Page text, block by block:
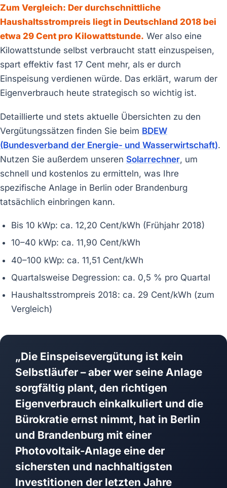
Zum Vergleich: Der durchschnittliche
Haushaltsstrompreis liegt in Deutschland 2018 bei
etwa 29 Cent pro Kilowattstunde. Wer also eine
Kilowattstunde selbst verbraucht statt einzuspeisen,
spart effektiv fast 17 Cent mehr, als er durch
Einspeisung verdienen würde. Das erklärt, warum der
Eigenverbrauch heute strategisch so wichtig ist.
Detaillierte und stets aktuelle Übersichten zu den
Vergütungssätzen finden Sie beim BDEW
(Bundesverband der Energie- und Wasserwirtschaft).
Nutzen Sie außerdem unseren Solarrechner, um
schnell und kostenlos zu ermitteln, was Ihre
spezifische Anlage in Berlin oder Brandenburg
tatsächlich einbringen kann.
Bis 10 kWp: ca. 12,20 Cent/kWh (Frühjahr 2018)
10–40 kWp: ca. 11,90 Cent/kWh
40–100 kWp: ca. 11,51 Cent/kWh
Quartalsweise Degression: ca. 0,5 % pro Quartal
Haushaltsstrompreis 2018: ca. 29 Cent/kWh (zum
Vergleich)
„Die Einspeisevergütung ist kein
Selbstläufer – aber wer seine Anlage
sorgfältig plant, den richtigen
Eigenverbrauch einkalkuliert und die
Bürokratie ernst nimmt, hat in Berlin
und Brandenburg mit einer
Photovoltaik-Anlage eine der
sichersten und nachhaltigsten
Investitionen der letzten Jahre